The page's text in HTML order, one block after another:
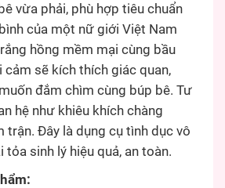
vừa phải, phù hợp tiêu chuẩn
của một nữ giới Việt Nam
hồng mềm mại cùng bầu
sẽ kích thích giác quan,
đắm chìm cùng búp bê. Tư
hệ như khiêu khích chàng
trận. Đây là dụng cụ tình dục vô
tỏa sinh lý hiệu quả, an toàn.